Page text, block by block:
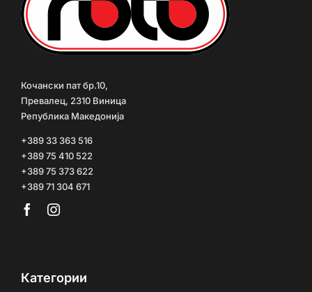
Кочански пат бр.10,
Превалец, 2310 Виница
Република Македонија
+389 33 363 516
+389 75 410 522
+389 75 373 622
+389 71 304 671
Категории